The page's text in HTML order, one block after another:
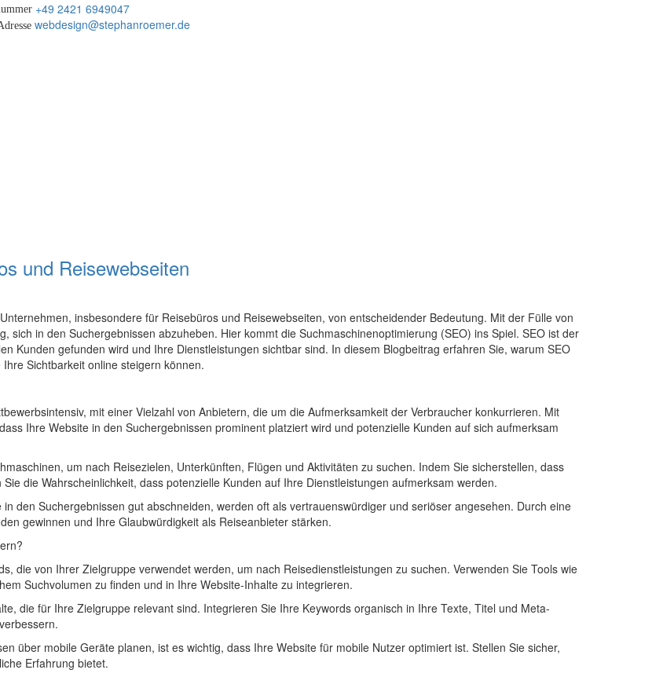
+49 2421 6949047
webdesign@stephanroemer.de
und Reisewebseiten
insbesondere für Reisebüros und Reisewebseiten, von entscheidender Bedeutung. Mit der Fülle von
sich in den Suchergebnissen abzuheben. Hier kommt die Suchmaschinenoptimierung (SEO) ins Spiel. SEO ist der
Kunden gefunden wird und Ihre Dienstleistungen sichtbar sind. In diesem Blogbeitrag erfahren Sie, warum SEO
Sichtbarkeit online steigern können.
mit einer Vielzahl von Anbietern, die um die Aufmerksamkeit der Verbraucher konkurrieren. Mit
Ihre Website in den Suchergebnissen prominent platziert wird und potenzielle Kunden auf sich aufmerksam
um nach Reisezielen, Unterkünften, Flügen und Aktivitäten zu suchen. Indem Sie sicherstellen, dass
die Wahrscheinlichkeit, dass potenzielle Kunden auf Ihre Dienstleistungen aufmerksam werden.
in den Suchergebnissen gut abschneiden, werden oft als vertrauenswürdiger und seriöser angesehen. Durch eine
gewinnen und Ihre Glaubwürdigkeit als Reiseanbieter stärken.
die von Ihrer Zielgruppe verwendet werden, um nach Reisedienstleistungen zu suchen. Verwenden Sie Tools wie
Suchvolumen zu finden und in Ihre Website-Inhalte zu integrieren.
die für Ihre Zielgruppe relevant sind. Integrieren Sie Ihre Keywords organisch in Ihre Texte, Titel und Meta-
über mobile Geräte planen, ist es wichtig, dass Ihre Website für mobile Nutzer optimiert ist. Stellen Sie sicher,
Erfahrung bietet.